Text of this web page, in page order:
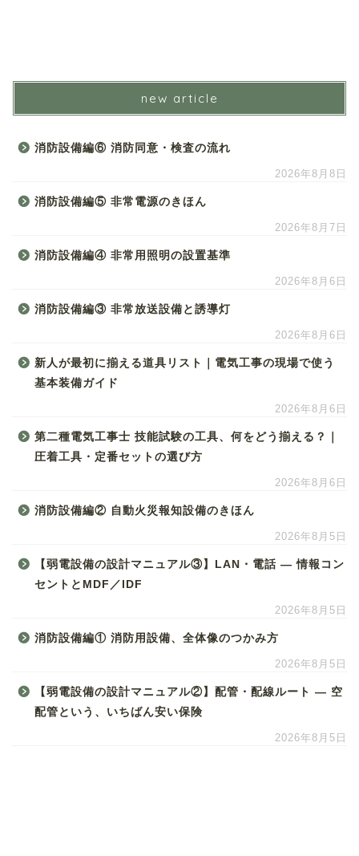
new article
消防設備編⑥ 消防同意・検査の流れ
2026年8月8日
消防設備編⑤ 非常電源のきほん
2026年8月7日
消防設備編④ 非常用照明の設置基準
2026年8月6日
消防設備編③ 非常放送設備と誘導灯
2026年8月6日
新人が最初に揃える道具リスト｜電気工事の現場で使う
基本装備ガイド
2026年8月6日
第二種電気工事士 技能試験の工具、何をどう揃える？｜
圧着工具・定番セットの選び方
2026年8月6日
消防設備編② 自動火災報知設備のきほん
2026年8月5日
【弱電設備の設計マニュアル③】LAN・電話 ― 情報コン
セントとMDF／IDF
2026年8月5日
消防設備編① 消防用設備、全体像のつかみ方
2026年8月5日
【弱電設備の設計マニュアル②】配管・配線ルート ― 空
配管という、いちばん安い保険
2026年8月5日